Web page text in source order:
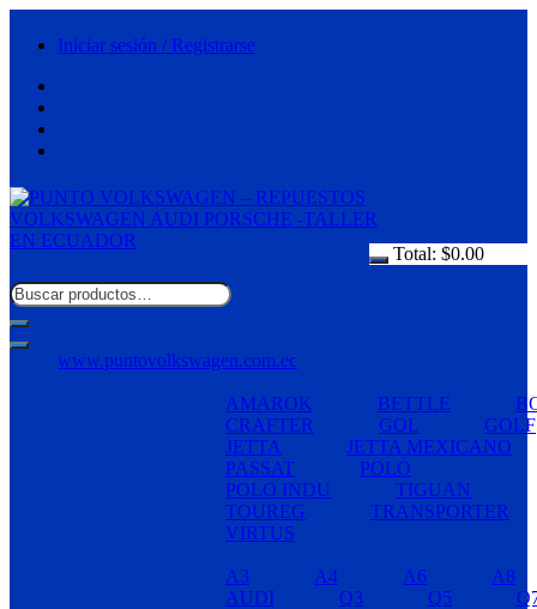
Iniciar sesión / Registrarse
Total: $0.00
www.puntovolkswagen.com.ec
AMAROK BETTLE
CRAFTER
GOL
GOLF
JETTA
JETTA MEXICANO
PASSAT
POLO
POLO INDU
TIGUAN
TOUREG
TRANSPORTER
VIRTUS
A3 A4 A6
A8
AUDI
Q3 Q5